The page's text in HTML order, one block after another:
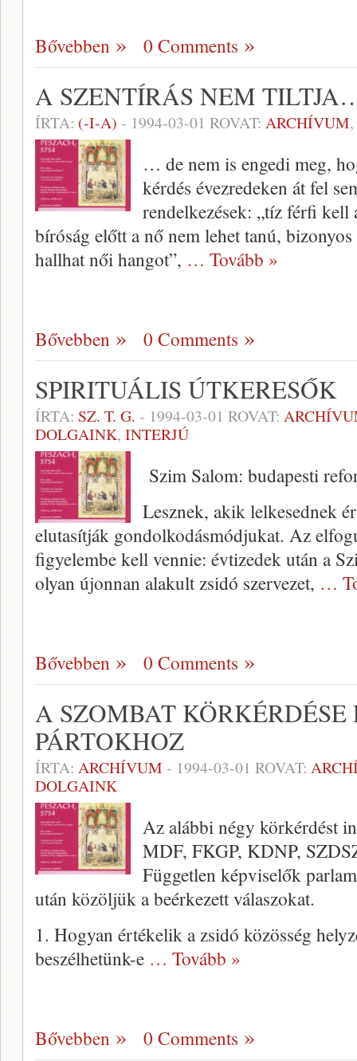
Bővebben 0 Comments
A SZENTÍRÁS NEM
ÍRTA: (-I-A) - 1994-03-01 ROVAT: ARCHÍVUM,
… de nem is engedi meg,
kérdés évezredeken át fel
ren­delkezések: „tíz férfi kell
bíróság előtt a nő nem lehet tanú,
hallhat női hangot”, … Tovább »
Bővebben 0 Comments
SPIRITUÁLIS ÚTKERESŐK
ÍRTA: SZ. T. G. - 1994-03-01 ROVAT:
DOLGAINK, INTERJÚ
Szim Salom: budapesti
Lesznek, akik lelkesednek
elutasítják gondolkodásmódjukat. Az
figyelembe kell vennie: évtizedek után a
olyan újonnan alakult zsidó szervezet, …
Bővebben 0 Comments
A SZOMBAT
PÁRTOKHOZ
ÍRTA: ARCHÍVUM - 1994-03-01 ROVAT:
DOLGAINK
Az alábbi négy körkérdést
MDF, FKGP, KDNP,
Független képviselők
után közöljük a beérkezett válaszokat.
1. Hogyan értékelik a zsidó közösség
beszélhetünk-e … Tovább »
Bővebben 0 Comments